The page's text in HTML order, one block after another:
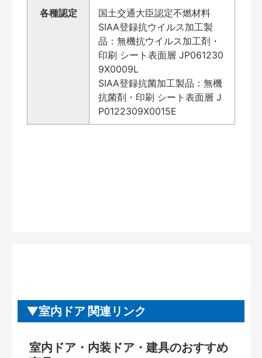
各種認定
国土交通大臣認定不燃材料
SIAA登録抗ウイルス加工製
品：無機抗ウイルス加工剤・
印刷 シート表面層 JP061230
9X0009L
SIAA登録抗菌加工製品：無機
抗菌剤・印刷 シート表面層 J
P0122309X0015E
室内ドア 関連リンク
室内ドア・内装ドア・建具のおすすめ